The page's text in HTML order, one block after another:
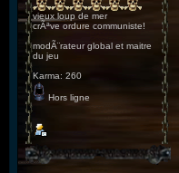
vieux loup de mer
crÃªve ordure communiste!
modÃ¨rateur global et maitre
du jeu
Karma: 260
Hors ligne